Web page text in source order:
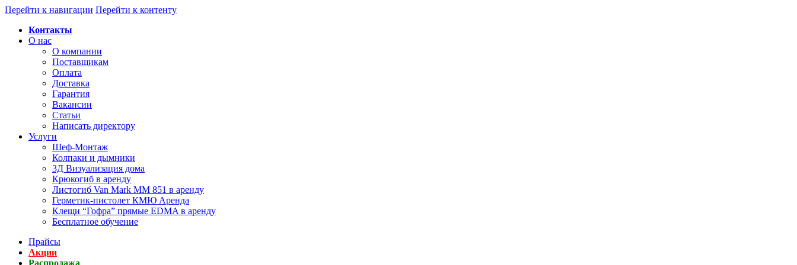
Перейти к навигации Перейти к контенту
Контакты
О нас
О компании
Поставщикам
Оплата
Доставка
Гарантия
Вакансии
Статьи
Написать директору
Услуги
Шеф-Монтаж
Колпаки и дымники
3Д Визуализация дома
Крюкогиб в аренду
Листогиб Van Mark MM 851 в аренду
Герметик-пистолет КМЮ Аренда
Клещи “Гофра” прямые EDMA в аренду
Бесплатное обучение
Прайсы
Акции
Распродажа